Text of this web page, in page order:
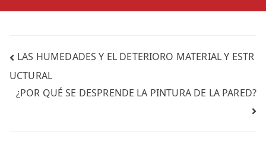
LAS HUMEDADES Y EL DETERIORO MATERIAL Y ESTR
UCTURAL
¿POR QUÉ SE DESPRENDE LA PINTURA DE LA PARED?